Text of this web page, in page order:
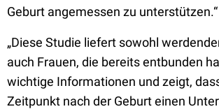
Geburt angemessen zu unterstützen.“
„Diese Studie liefert sowohl
auch Frauen, die bereits entbunden
wichtige Informationen und zeigt,
Zeitpunkt nach der Geburt einen